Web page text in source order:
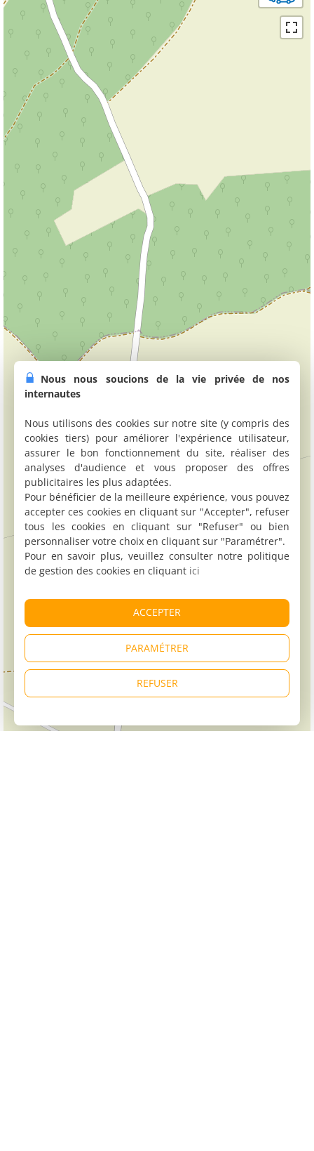
Nous nous soucions de la vie privée de nos
internautes
Nous utilisons des cookies sur notre site (y compris des
cookies tiers) pour améliorer l'expérience utilisateur,
assurer le bon fonctionnement du site, réaliser des
analyses d'audience et vous proposer des offres
publicitaires les plus adaptées.
Pour bénéficier de la meilleure expérience, vous pouvez
accepter ces cookies en cliquant sur "Accepter", refuser
tous les cookies en cliquant sur "Refuser" ou bien
personnaliser votre choix en cliquant sur "Paramétrer".
Pour en savoir plus, veuillez consulter notre politique
de gestion des cookies en cliquant ici
ACCEPTER
PARAMÉTRER
REFUSER